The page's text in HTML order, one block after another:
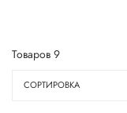
Товаров 9
СОРТИРОВКА